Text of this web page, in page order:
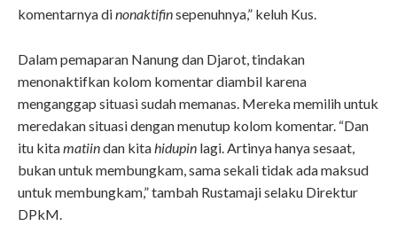
komentarnya dinonaktifinsepenuhnya,” keluh Kus.
Dalam pemaparan Nanung dan Djarot, tindakan
menonaktifkan kolom komentar diambil karena
menganggap situasi sudah memanas. Mereka memilih untuk
meredakan situasi dengan menutup kolom komentar. “Dan
itu kitamatiindan kita hidupin lagi. Artinya hanya sesaat,
bukan untuk membungkam, sama sekali tidak ada maksud
untuk membungkam,” tambah Rustamaji selaku Direktur
DPkM.